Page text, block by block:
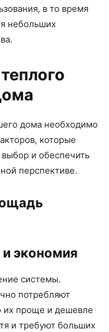
в то время
небольших
дома необходимо
которые
и обеспечить
перспективе.
экономия
системы.
потребляют
их проще и дешевле
и требуют больших